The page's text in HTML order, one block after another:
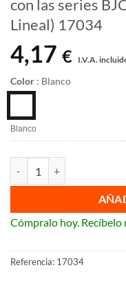
con las series
Lineal) 17034
4,17 € I.V.A.
Color : Blanco
Blanco
Cómpralo hoy. Recíbelo
Referencia: 17034